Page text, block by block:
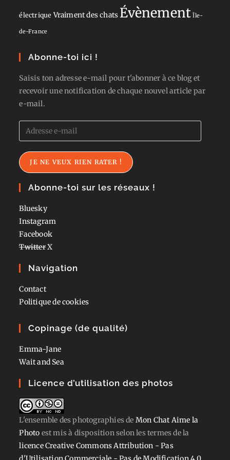
électrique Vraiment des chats Évènement Île-
de-France
Abonne-toi ici !
Saisis ton adresse e-mail pour t'abonner à ce blog et
recevoir une notification de chaque nouvel article par
e-mail.
Adresse
e-
mail
JE NE VEUX RIEN RATER !
Abonne-toi sur les réseaux !
Bluesky
Instagram
Facebook
TwitterX
Navigation
Contact
Politique de cookies
Copinage (de qualité)
Emma-Jane
Wait and Sea
Licence d’utilisation des photos
L'ensemble des photographiesde Mon Chat Aime la
Photo est mis à disposition selon les termes de la
licence Creative Commons Attribution - Pas